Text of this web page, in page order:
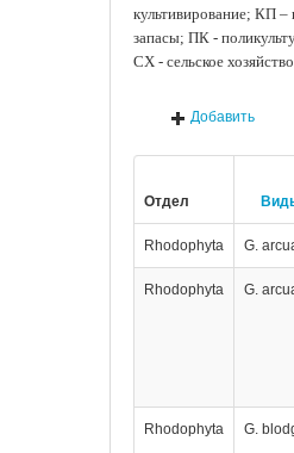
культивирование; КП
запасы; ПК -
СХ - сельское
Добавить
Отдел
Rhodophyta G.
Rhodophyta G.
Rhodophyta G.